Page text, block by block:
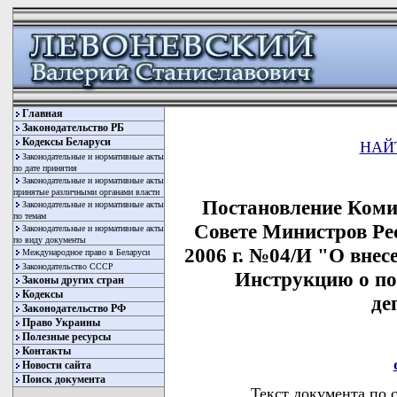
Главная
Законодательство РБ
Кодексы Беларуси
Законодательные и нормативные акты
по дате принятия
Законодательные и нормативные акты
принятые различными органами власти
Законодательные и нормативные акты
по темам
Законодательные и нормативные акты
по виду документы
Международное право в Беларуси
Законодательство СССР
Законы других стран
Кодексы
Законодательство РФ
Право Украины
Полезные ресурсы
Контакты
Новости сайта
Поиск документа
Постановление
Совете Министров
2006 г. №04/И "О
Инструкцию о
Текст документа по